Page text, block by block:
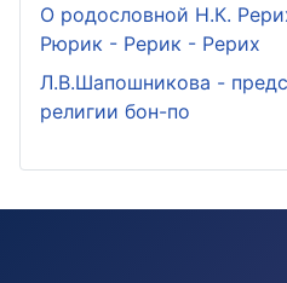
О родословной Н.К.
Рюрик - Рерик - Рерих
Л.В.Шапошникова -
религии бон-по